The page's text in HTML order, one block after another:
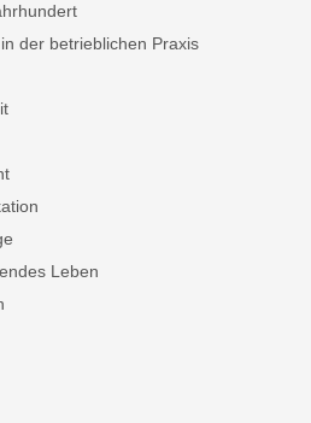
der betrieblichen Praxis
Leben